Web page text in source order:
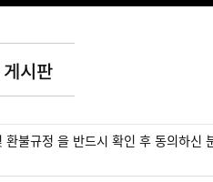
시판
환불규정 을 반드시 확인 후 동의하신